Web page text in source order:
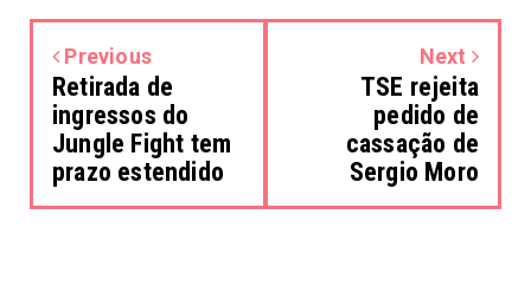
Previous
Retirada de
ingressos do
Jungle Fight tem
prazo estendido
Next
TSE rejeita
pedido de
cassação de
Sergio Moro